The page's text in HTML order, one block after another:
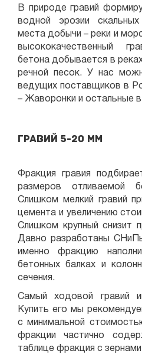
В природе гравий
водной эрозии
места добычи – реки и
высококачественный
бетона добывается в
речной песок. У нас
ведущих поставщиков в
– Жаворонки и остальные
Гравий 5-20 мм
Фракция гравия
размеров отливаемой
Слишком мелкий гравий
цемента и увеличению
Слишком крупный снизит
Давно разработаны
именно фракцию
бетонных балках и
сечения.
Самый ходовой гравий
Купить его мы
с минимальной
фракции частично
таблице фракция с